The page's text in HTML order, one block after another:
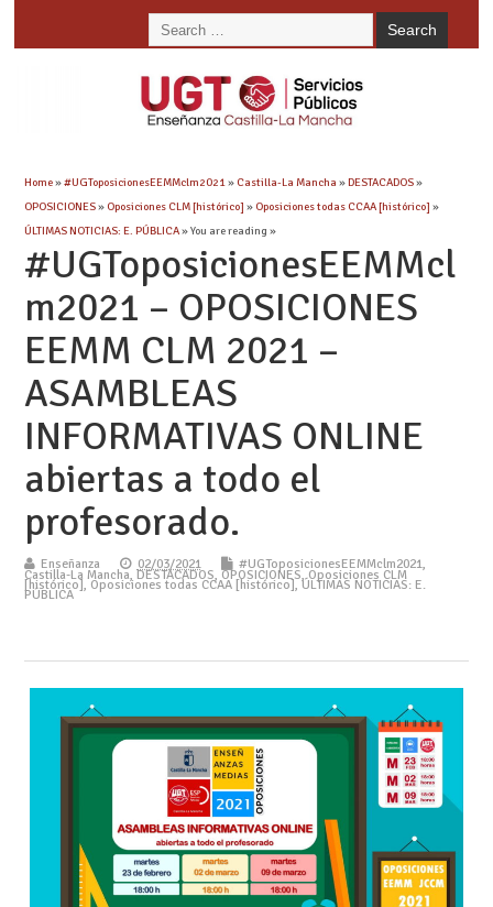
Home»#UGToposicionesEEMMclm2021» Castilla-La Mancha »DESTACADOS»
OPOSICIONES» Oposiciones CLM [histórico] » Oposiciones todas CCAA [histórico] »
ÚLTIMAS NOTICIAS: E. PÚBLICA» You are reading »
#UGToposicionesEEMMcl
m2021 – OPOSICIONES
EEMM CLM 2021 –
ASAMBLEAS
INFORMATIVAS ONLINE
abiertas a todo el
profesorado.
Enseñanza 02/03/2021 #UGToposicionesEEMMclm2021,
Castilla-La Mancha, DESTACADOS, OPOSICIONES,Oposiciones CLM
[histórico], Oposiciones todas CCAA [histórico], ÚLTIMAS NOTICIAS: E.
PÚBLICA